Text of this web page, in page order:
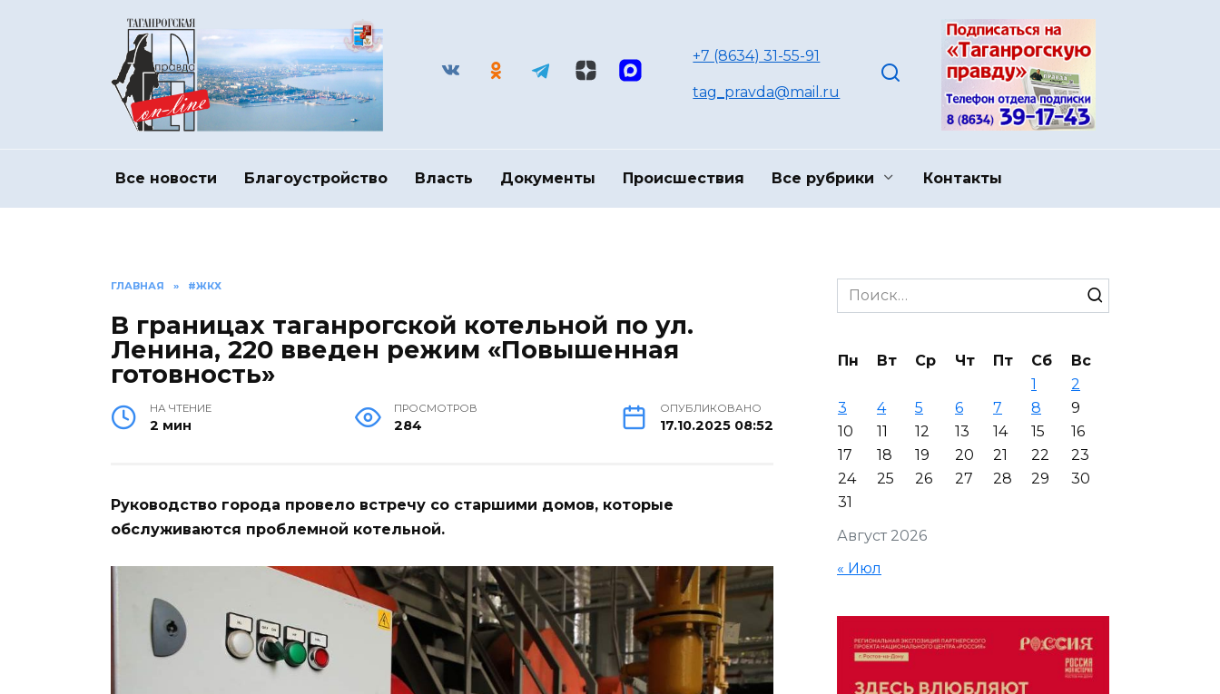
+7 (8634) 31-55-91
tag_pravda@mail.ru
Все новости Благоустройство Власть Документы Происшествия Все рубрики Контакты
ГЛАВНАЯ » #ЖКХ
В границах таганрогской котельной по ул.
Ленина, 220 введен режим «Повышенная
готовность»
НА ЧТЕНИЕ
2 мин
ПРОСМОТРОВ
284
ОПУБЛИКОВАНО
17.10.2025 08:52
Руководство города провело встречу со старшими домов, которые
обслуживаются проблемной котельной.
Search
for:
Август 2026
Пн Вт Ср Чт Пт Сб
Вс
1
2
3
4 5 6 7 8
9
10
11 12 13 14 15
16
17
18 19 20 21 22
23
24
25 26 27 28 29
30
31
« Июл